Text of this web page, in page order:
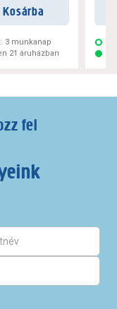
Kosárba
3 munkanap
21 áruházban
fel